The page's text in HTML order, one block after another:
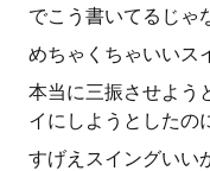
でこう書いてるじゃ
めちゃくちゃいいス
本当に三振させよう
イにしようとしたの
すげえスイングいい